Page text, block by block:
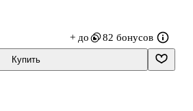
+ до 82 бонусов
Купить